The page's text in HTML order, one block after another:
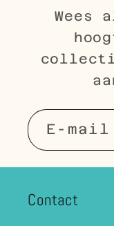
Wees
E‑mail
Contact